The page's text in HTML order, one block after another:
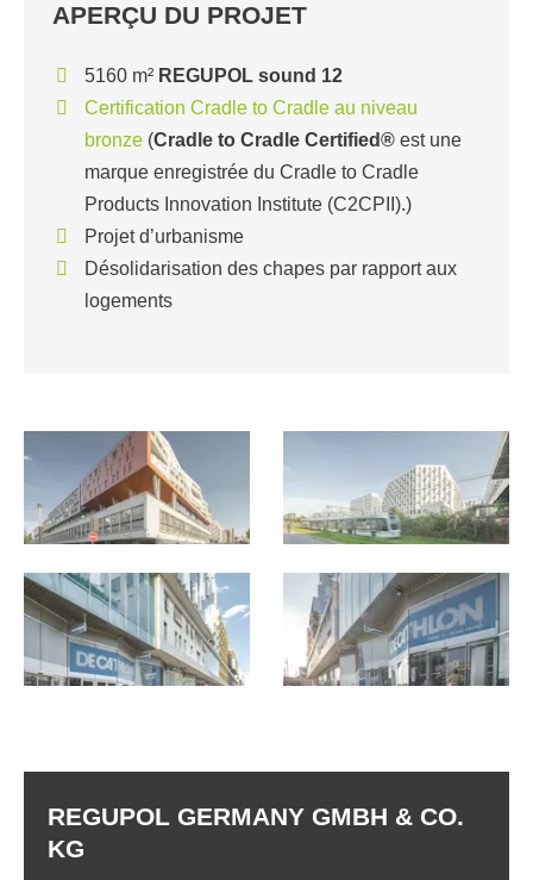
APERÇU DU PROJET
5160 m² REGUPOL sound 12
Certification Cradle to Cradle au niveau
bronze (Cradle to Cradle Certified® est une
marque enregistrée du Cradle to Cradle
Products Innovation Institute (C2CPII).)
Projet d’urbanisme
Désolidarisation des chapes par rapport aux
logements
REGUPOL GERMANY GMBH & CO.
KG